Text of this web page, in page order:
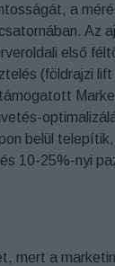
a
Az
első
(földrajzi lift
belül
10-25%-nyi
mert a